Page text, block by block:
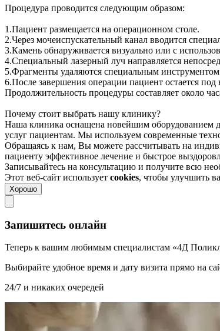
Процедура проводится следующим образом:
1.Пациент размещается на операционном столе.
2.Через мочеиспускательный канал вводится
3.Камень обнаруживается визуально или с
4.Специальный лазерный луч направляется
5.Фрагменты удаляются специальным
6.После завершения операции пациент остается
Продолжительность процедуры составляет около
Почему стоит выбрать нашу клинику?
Наша клиника оснащена новейшим оборудованием
услуг пациентам. Мы используем современные
Обращаясь к нам, Вы можете рассчитывать на
пациенту эффективное лечение и быстрое
Записывайтесь на консультацию и получите всю
Этот веб-сайт использует cookies, чтобы улучшить
Хорошо
Запишитесь онлайн
Теперь к вашим любимым специалистам «4Д
Выбирайте удобное время и дату визита прямо на
24/7 и никаких очередей